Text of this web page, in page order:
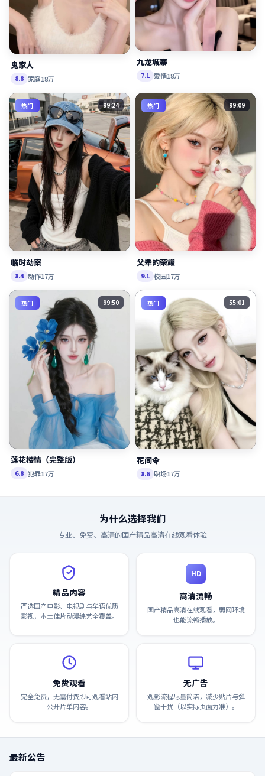
鬼家人
8.8 家庭18万
九龙城寨
7.1 爱情18万
热门 99:24
临时劫案
8.4 动作17万
热门 99:09
父辈的荣耀
9.1 校园17万
热门 99:50
莲花楼情（完整版）
6.8 犯罪17万
热门 55:01
花间令
8.6 职场17万
为什么选择我们
专业、免费、高清的国产精品高清在线观看体验
精品内容
严选国产电影、电视剧与华语优质
影视，本土佳片动漫综艺全覆盖。
HD
高清流畅
国产精品高清在线观看，弱网环境
也能流畅播放。
免费观看
完全免费，无需付费即可观看站内
公开片单内容。
无广告
观影流程尽量简洁，减少贴片与弹
窗干扰（以实际页面为准）。
最新公告